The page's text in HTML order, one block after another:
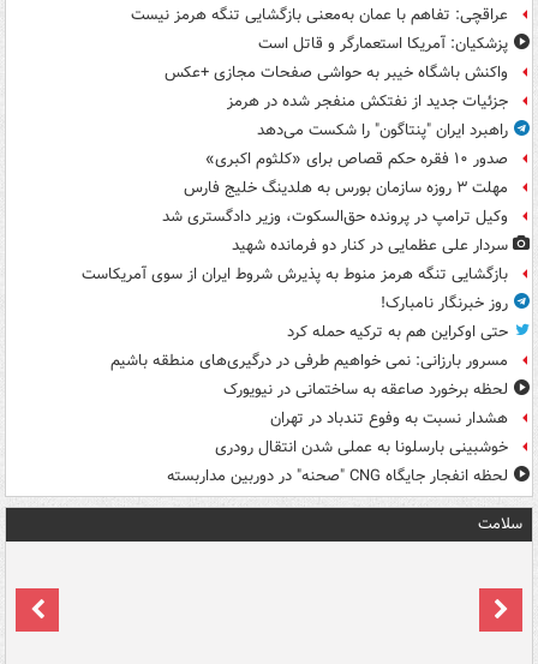
عراقچی: تفاهم با عمان به‌معنی بازگشایی تنگه هرمز نیست
پزشکیان: آمریکا استعمارگر و قاتل است
واکنش باشگاه خیبر به حواشی صفحات مجازی +عکس
جزئیات جدید از نفتکش منفجر شده در هرمز
راهبرد ایران "پنتاگون" را شکست می‌دهد
صدور ۱۰ فقره حکم قصاص برای «کلثوم اکبری»
مهلت ۳ روزه سازمان بورس به هلدینگ خلیج فارس
وکیل ترامپ در پرونده حق‌السکوت، وزیر دادگستری شد
سردار علی عظمایی در کنار دو فرمانده شهید
بازگشایی تنگه هرمز منوط به پذیرش شروط ایران از سوی آمریکاست
روز خبرنگار نامبارک!
حتی اوکراین هم به ترکیه حمله کرد
مسرور بارزانی: نمی خواهیم طرفی در درگیری‌های منطقه باشیم
لحظه برخورد صاعقه به ساختمانی در نیویورک
هشدار نسبت به وفوع تندباد در تهران
خوشبینی بارسلونا به عملی شدن انتقال رودری
لحظه انفجار جایگاه CNG "صحنه" در دوربین مداربسته
سلامت